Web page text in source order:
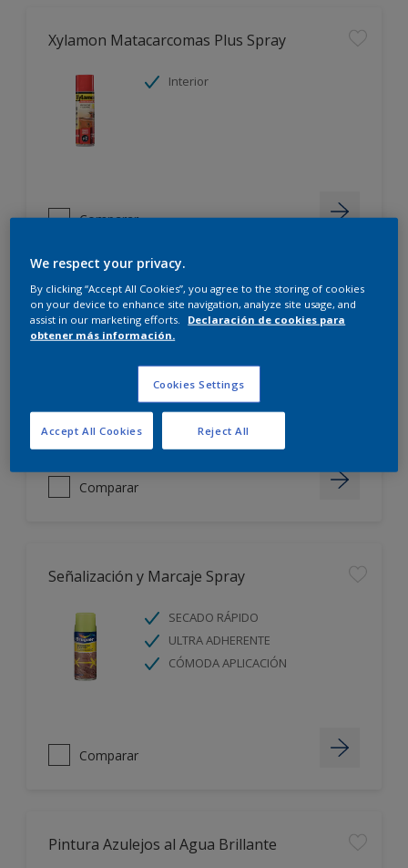
Xylamon Matacarcomas Plus Spray
Interior
Comparar
Exterior Protect Imprimación
TRANSPIRABLE
SECADO RÁPIDO
Comparar
Señalización y Marcaje Spray
SECADO RÁPIDO
ULTRA ADHERENTE
CÓMODA APLICACIÓN
Comparar
Pintura Azulejos al Agua Brillante
We respect your privacy.
By clicking “Accept All Cookies”, you agree to the storing of cookies
on your device to enhance site navigation, analyze site usage, and
assist in our marketing efforts.
Declaración de cookies para
obtener más información.
Cookies Settings
Reject All
Accept All Cookies